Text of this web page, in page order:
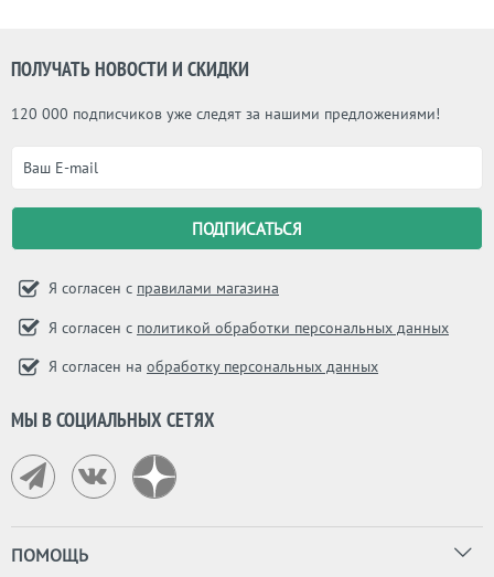
ПОЛУЧАТЬ НОВОСТИ И СКИДКИ
120 000 подписчиков уже следят за нашими предложениями!
Я согласен с правилами магазина
Я согласен с политикой обработки персональных данных
Я согласен на обработку персональных данных
МЫ В СОЦИАЛЬНЫХ СЕТЯХ
ПОМОЩЬ